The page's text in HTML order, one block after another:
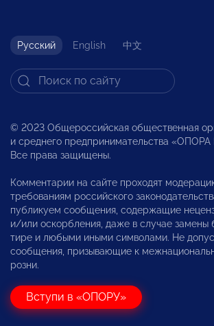
Русский English 中文
© 2023 Общероссийская общественная
и среднего предпринимательства
Все права защищены.
Комментарии на сайте проходят
требованиям российского
публикуем сообщения, содержащие
и/или оскорбления, даже в случае замены
тире и любыми иными символами. Не
сообщения, призывающие к
розни.
Вступи в «ОПОРУ»